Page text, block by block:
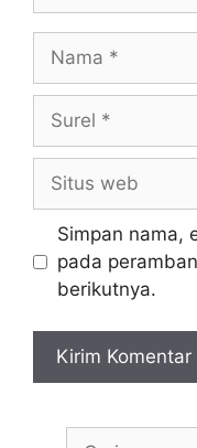
web
Simpan nama,
pada
berikutnya.
Cari